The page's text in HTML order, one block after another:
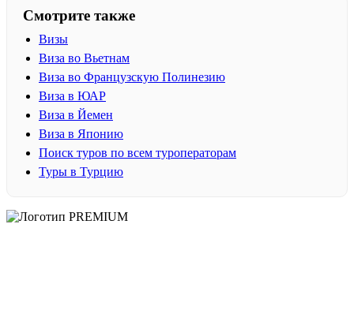
Смотрите также
Визы
Виза во Вьетнам
Виза во Французскую Полинезию
Виза в ЮАР
Виза в Йемен
Виза в Японию
Поиск туров по всем туроператорам
Туры в Турцию